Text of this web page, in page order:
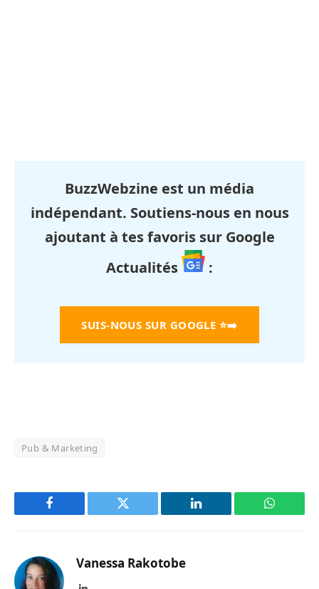
BuzzWebzine est un média
indépendant. Soutiens-nous en nous
ajoutant à tes favoris sur Google
Actualités
:
SUIS-NOUS SUR GOOGLE ⭐➡️
Pub & Marketing
Facebook Twitter LinkedIn
Vanessa Rakotobe